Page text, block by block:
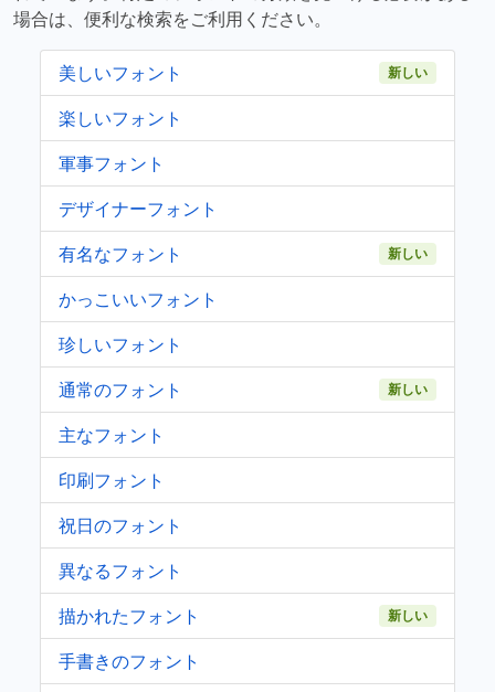
場合は、便利な検索をご利用ください。
美しいフォント 新しい
楽しいフォント
軍事フォント
デザイナーフォント
有名なフォント
新しい
かっこいいフォント
珍しいフォント
通常のフォント
新しい
主なフォント
印刷フォント
祝日のフォント
異なるフォント
描かれたフォント
新しい
手書きのフォント